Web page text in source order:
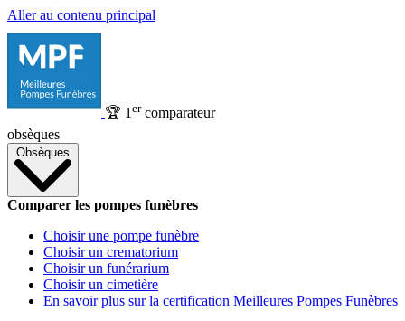
Aller au contenu principal
🏆 1 ercomparateur
obsèques
Obsèques
Comparer les pompes funèbres
Choisir une pompe funèbre
Choisir un crematorium
Choisir un funérarium
Choisir un cimetière
En savoir plus sur la certification Meilleures Pompes Funèbres